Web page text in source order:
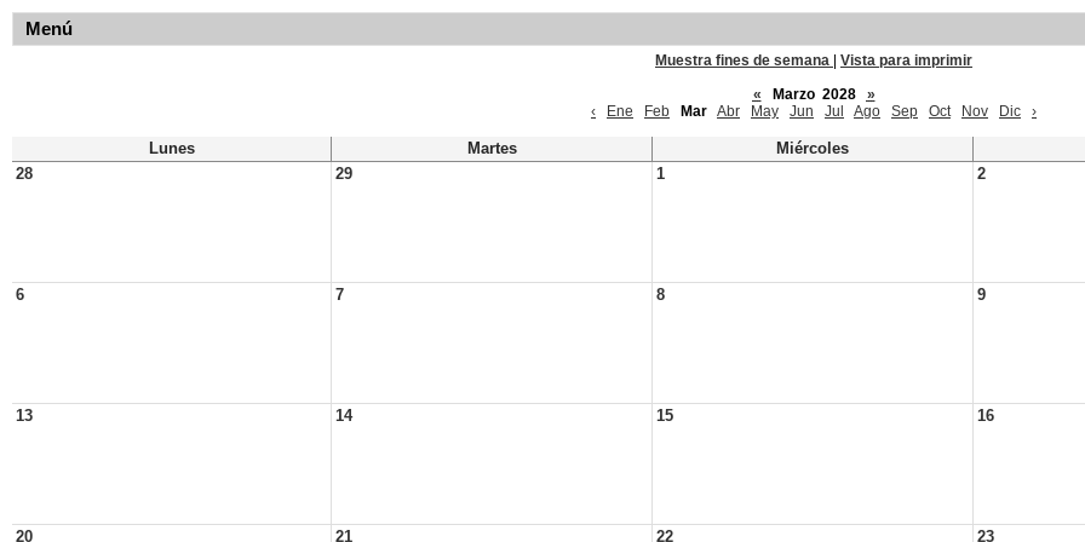
Menú
Muestra fines de semana
Vista para imprimir
«
Marzo 2028
»
‹
Ene Feb Mar Abr May Jun Jul Ago Sep Oct Nov Dic ›
Lunes Martes
Miércoles
28
29 1 2
6 7 8 9
13 14 15 16
20 21 22 23